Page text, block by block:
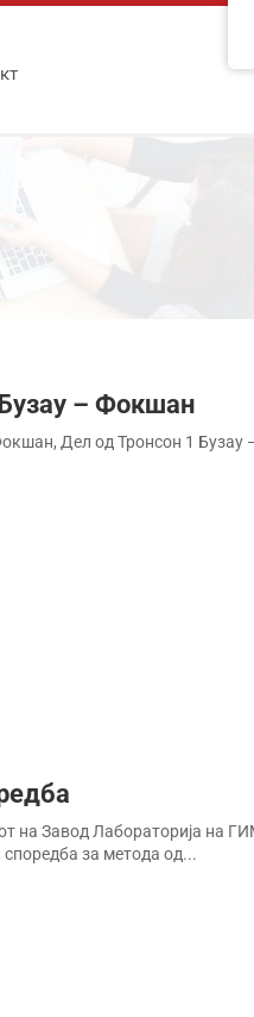
– Фокшан
Дел од Тронсон 1 Бузау
на Завод Лабораторија на
за метода од...